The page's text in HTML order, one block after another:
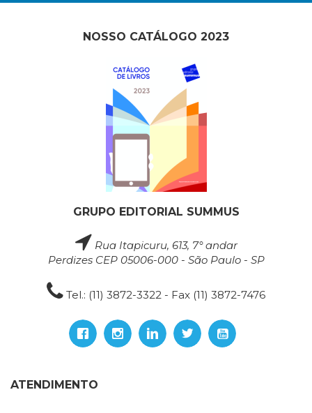
NOSSO CATÁLOGO 2023
GRUPO EDITORIAL SUMMUS
Rua Itapicuru, 613, 7° andar
Perdizes CEP 05006-000 - São Paulo - SP
Tel.: (11) 3872-3322 - Fax (11) 3872-7476
ATENDIMENTO